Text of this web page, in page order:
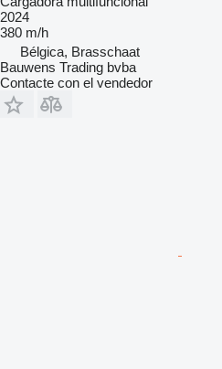
2024
380 m/h
Bélgica, Brasschaat
Bauwens Trading bvba
Contacte con el vendedor